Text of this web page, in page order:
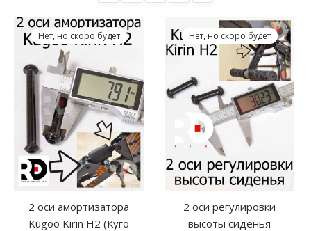
Нет, но скоро будет
2 оси амортизатора
Kugoo Kirin H2 (Куго
Нет, но скоро будет
2 оси регулировки
высоты сиденья